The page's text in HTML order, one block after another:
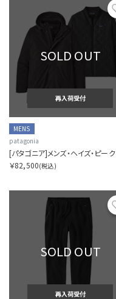
SOLD OUT
再入荷受付
MENS
patagonia
￥82,500(税込)
SOLD OUT
再入荷受付